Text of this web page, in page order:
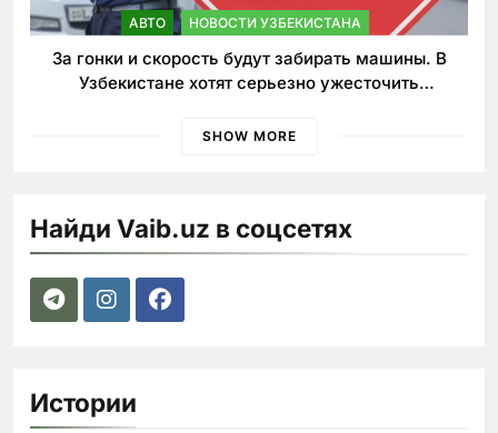
АВТО НОВОСТИ УЗБЕКИСТАНА
За гонки и скорость будут забирать машины. В
Узбекистане хотят серьезно ужесточить
SHOW MORE
Найди Vaib.uz в соцсетях
Истории